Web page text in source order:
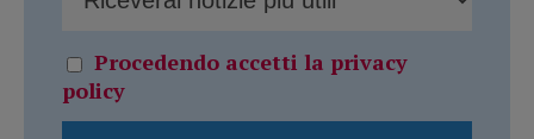
Procedendo accetti la privacy
policy